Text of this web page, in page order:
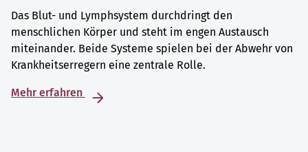
Das Blut- und Lymphsystem durchdringt den
menschlichen Körper und steht im engen Austausch
miteinander. Beide Systeme spielen bei der Abwehr von
Krankheitserregern eine zentrale Rolle.
Mehr erfahren